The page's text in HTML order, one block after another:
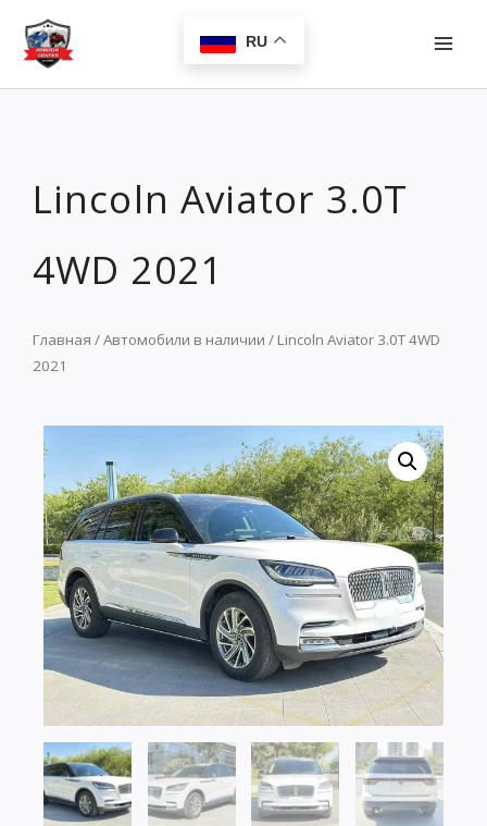
Перейти
содержимому
RU
Lincoln Aviator 3.0T
4WD 2021
Главная /Автомобили в наличии / Lincoln Aviator 3.0T 4WD
2021